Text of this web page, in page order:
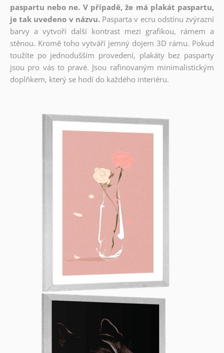
paspartu nebo ne. V případě, že má plakát paspartu,
je tak uvedeno v názvu. Pasparta v ecru odstínu zvýrazní
barvy a vytvoří další kontrast mezi grafikou, rámem a
stěnou. Kromě toho vytváří jemný dojem 3D rámu. Pokud
toužíte po jednodušším provedení, plakáty bez pasparty
jsou pro vás to pravé. Jsou rafinovaným minimalistickým
doplňkem, který se hodí do každého interiéru.